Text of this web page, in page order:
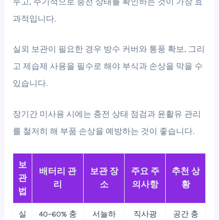
과적입니다.
실외 보관이 필요한 경우 방수 커버와 통풍 확보, 그리
고 제습제 사용을 필수로 해야 부식과 손상을 막을 수
있습니다.
장기간 미사용 시에는 충전 상태 점검과 윤활유 관리
를 철저히 해 부품 손상을 예방하는 것이 좋습니다.
보
관
법
배터리 관
리
보관 장
소
주요 주
의사항
추천 상
황
실
40~60% 충
서늘하
직사광
공간 충